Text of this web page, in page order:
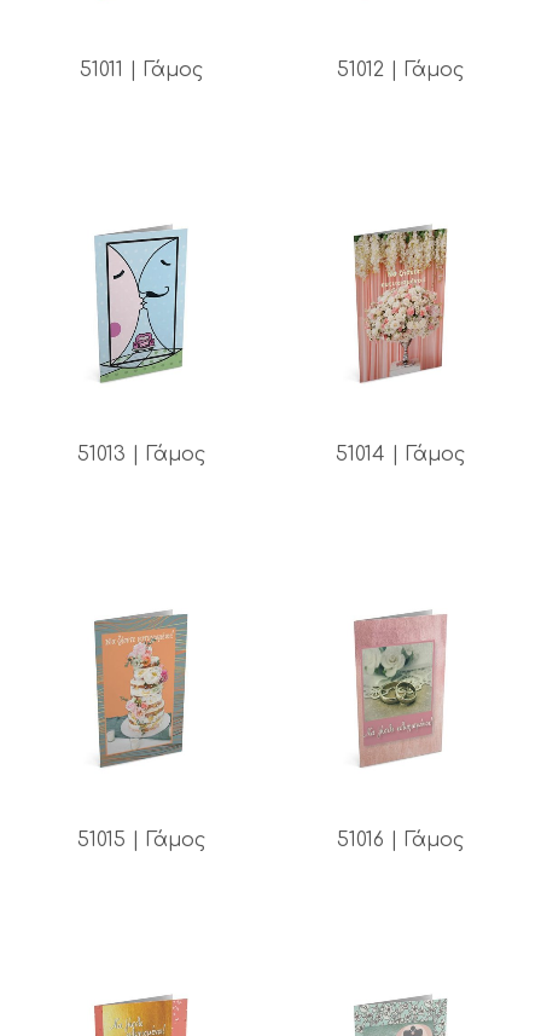
51011 | Γάμος 51012 | Γάμος
51013 | Γάμος 51014 | Γάμος
51015 | Γάμος 51016 | Γάμος